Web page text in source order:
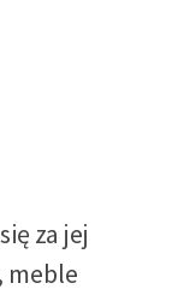
za jej
meble